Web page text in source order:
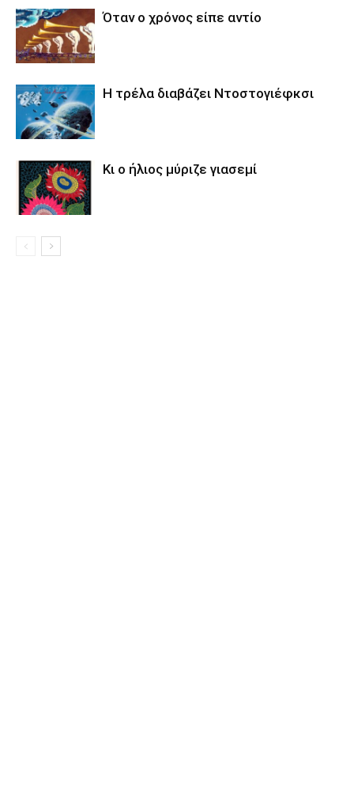
Όταν ο χρόνος είπε αντίο
Η τρέλα διαβάζει Ντοστογιέφκσι
Κι ο ήλιος μύριζε γιασεμί